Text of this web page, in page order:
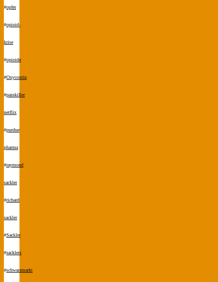
#opfer
#opioid-
krise
#opioide
#Oxycontin
#painkiller
netflix
#purdue
pharma
#raymond
sackler
#richard
sackler
#Sackler
#sacklers
#schwarzmarkt